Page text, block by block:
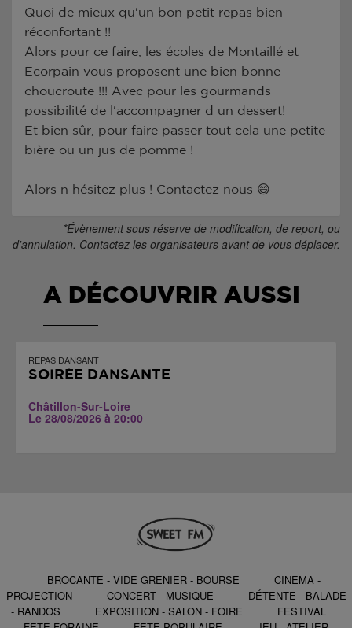
Quoi de mieux qu'un bon petit repas bien
réconfortant !!
Alors pour ce faire, les écoles de Montaillé et
Ecorpain vous proposent une bien bonne
choucroute !!! Avec pour les gourmands
possibilité de l'accompagner d un dessert!
Et bien sûr, pour faire passer tout cela une petite
bière ou un jus de pomme !
Alors n hésitez plus ! Contactez nous 😄
*Évènement sous réserve de modification, de report, ou
d'annulation. Contactez les organisateurs avant de vous déplacer.
A DÉCOUVRIR AUSSI
REPAS DANSANT
SOIRÉE DANSANTE
Châtillon-Sur-Loire
Le 28/08/2026 à 20:00
BROCANTE - VIDE GRENIER - BOURSE
CINEMA -
PROJECTION
CONCERT - MUSIQUE
DÉTENTE - BALADE
- RANDOS
EXPOSITION - SALON - FOIRE
FESTIVAL